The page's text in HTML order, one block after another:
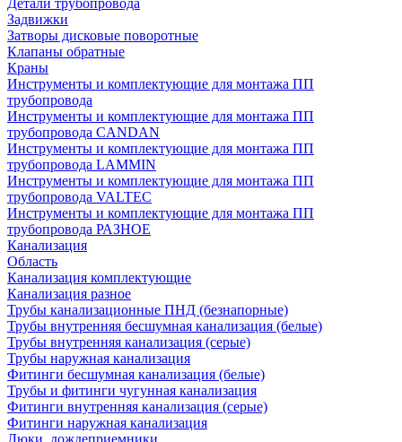
Детали трубопровода
Задвижки
Затворы дисковые поворотные
Клапаны обратные
Краны
Инструменты и комплектующие для монтажа ПП
трубопровода
Инструменты и комплектующие для монтажа ПП
трубопровода CANDAN
Инструменты и комплектующие для монтажа ПП
трубопровода LAMMIN
Инструменты и комплектующие для монтажа ПП
трубопровода VALTEC
Инструменты и комплектующие для монтажа ПП
трубопровода РАЗНОЕ
Канализация
Область
Канализация комплектующие
Канализация разное
Трубы канализационные ПНД (безнапорные)
Трубы внутренняя бесшумная канализация (белые)
Трубы внутренняя канализация (серые)
Трубы наружная канализация
Фитинги бесшумная канализация (белые)
Трубы и фитинги чугунная канализация
Фитинги внутренняя канализация (серые)
Фитинги наружная канализация
Люки, дождеприемники